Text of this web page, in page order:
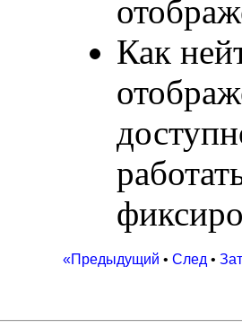
Как
«Предыдущий • След •